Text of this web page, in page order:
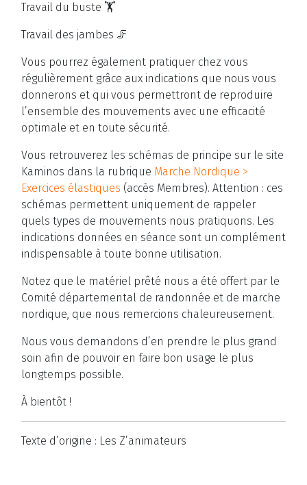
Travail du buste 🏋️
Travail des jambes 🦵
Vous pourrez également pratiquer chez vous
régulièrement grâce aux indications que nous vous
donnerons et qui vous permettront de reproduire
l’ensemble des mouvements avec une efficacité
optimale et en toute sécurité.
Vous retrouverez les schémas de principe sur le site
Kaminos dans la rubrique Marche Nordique >
Exercices élastiques (accès Membres). Attention : ces
schémas permettent uniquement de rappeler
quels types de mouvements nous pratiquons. Les
indications données en séance sont un complément
indispensable à toute bonne utilisation.
Notez que le matériel prêté nous a été offert par le
Comité départemental de randonnée et de marche
nordique, que nous remercions chaleureusement.
Nous vous demandons d’en prendre le plus grand
soin afin de pouvoir en faire bon usage le plus
longtemps possible.
À bientôt !
Texte d’origine : Les Z’animateurs